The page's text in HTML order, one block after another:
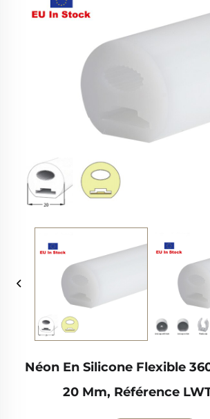
Néon En Silicone Flexible
20 Mm, Référence